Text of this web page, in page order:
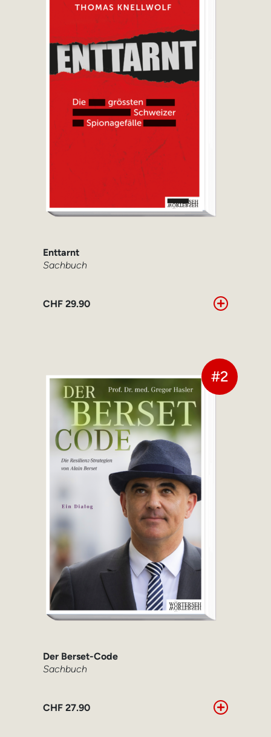
Enttarnt
Sachbuch
CHF29.90
#2
Der Berset-Code
Sachbuch
CHF27.90